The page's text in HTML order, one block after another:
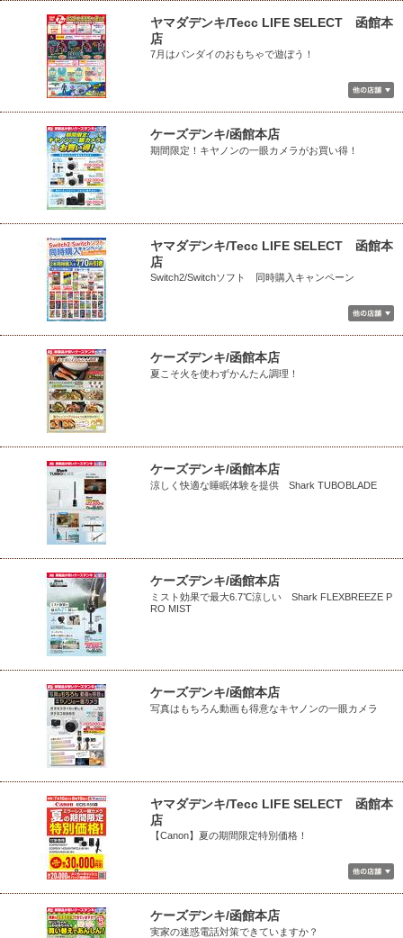
ヤマダデンキ/Tecc LIFE SELECT 函館本
店
7月はバンダイのおもちゃで遊ぼう！
ケーズデンキ/函館本店
期間限定！キヤノンの一眼カメラがお買い得！
ヤマダデンキ/Tecc LIFE SELECT 函館本
店
Switch2/Switchソフト 同時購入キャンペーン
ケーズデンキ/函館本店
夏こそ火を使わずかんたん調理！
ケーズデンキ/函館本店
涼しく快適な睡眠体験を提供 Shark TUBOBLADE
ケーズデンキ/函館本店
ミスト効果で最大6.7℃涼しい Shark FLEXBREEZE P
RO MIST
ケーズデンキ/函館本店
写真はもちろん動画も得意なキヤノンの一眼カメラ
ヤマダデンキ/Tecc LIFE SELECT 函館本
店
【Canon】夏の期間限定特別価格！
ケーズデンキ/函館本店
実家の迷惑電話対策できていますか？